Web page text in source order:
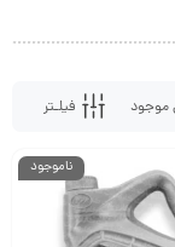
فیلـتر موجود
ناموجود